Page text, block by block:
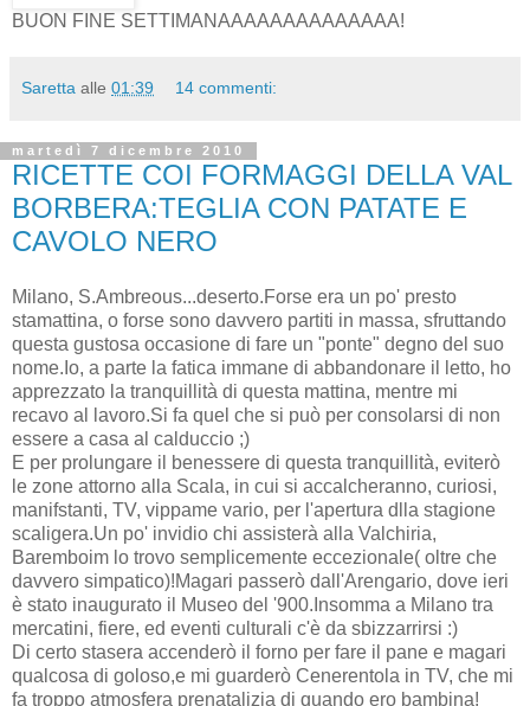
BUON FINE SETTIMANAAAAAAAAAAAAAA!
Saretta alle 01:39 14 commenti:
martedì 7 dicembre 2010
RICETTE COI FORMAGGI DELLA VAL
BORBERA:TEGLIA CON PATATE E
CAVOLO NERO
Milano, S.Ambreous...deserto.Forse era un po' presto
stamattina, o forse sono davvero partiti in massa, sfruttando
questa gustosa occasione di fare un "ponte" degno del suo
nome.Io, a parte la fatica immane di abbandonare il letto, ho
apprezzato la tranquillità di questa mattina, mentre mi
recavo al lavoro.Si fa quel che si può per consolarsi di non
essere a casa al calduccio ;)
E per prolungare il benessere di questa tranquillità, eviterò
le zone attorno alla Scala, in cui si accalcheranno, curiosi,
manifstanti, TV, vippame vario, per l'apertura dlla stagione
scaligera.Un po' invidio chi assisterà alla Valchiria,
Baremboim lo trovo semplicemente eccezionale( oltre che
davvero simpatico)!Magari passerò dall'Arengario, dove ieri
è stato inaugurato il Museo del '900.Insomma a Milano tra
mercatini, fiere, ed eventi culturali c'è da sbizzarrirsi :)
Di certo stasera accenderò il forno per fare il pane e magari
qualcosa di goloso,e mi guarderò Cenerentola in TV, che mi
fa troppo atmosfera prenatalizia di quando ero bambina!